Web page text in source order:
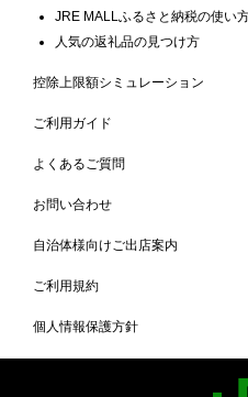
JRE MALLふるさと納税の使い
人気の返礼品の見つけ方
控除上限額シミュレーション
ご利用ガイド
よくあるご質問
お問い合わせ
自治体様向けご出店案内
ご利用規約
個人情報保護方針